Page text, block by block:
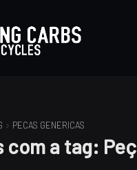
PECAS GENERICAS
com a tag: